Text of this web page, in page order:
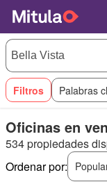
Filtros Palabras
Oficinas en
534 propiedades
Ordenar por: